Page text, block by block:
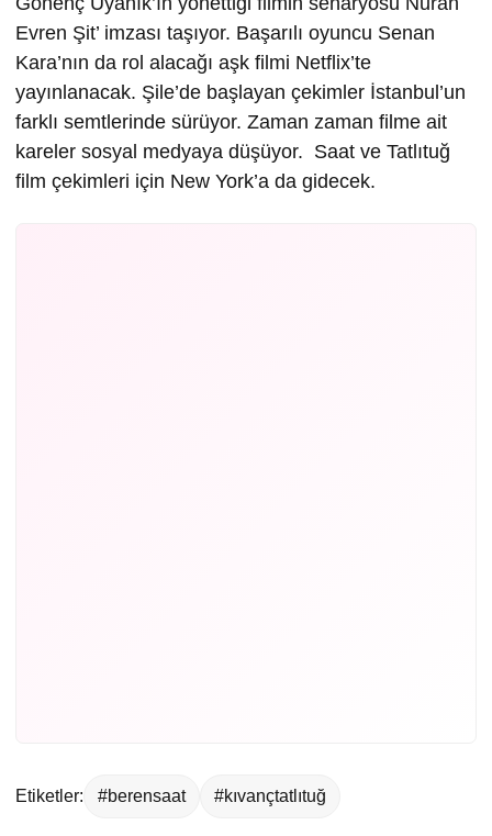
Evren Şit’ imzası taşıyor. Başarılı oyuncu Senan
Kara’nın da rol alacağı aşk filmi Netflix’te
yayınlanacak. Şile’de başlayan çekimler İstanbul’un
farklı semtlerinde sürüyor. Zaman zaman filme ait
kareler sosyal medyaya düşüyor. Saat ve Tatlıtuğ
film çekimleri için New York’a da gidecek.
Etiketler: #berensaat #kıvançtatlıtuğ